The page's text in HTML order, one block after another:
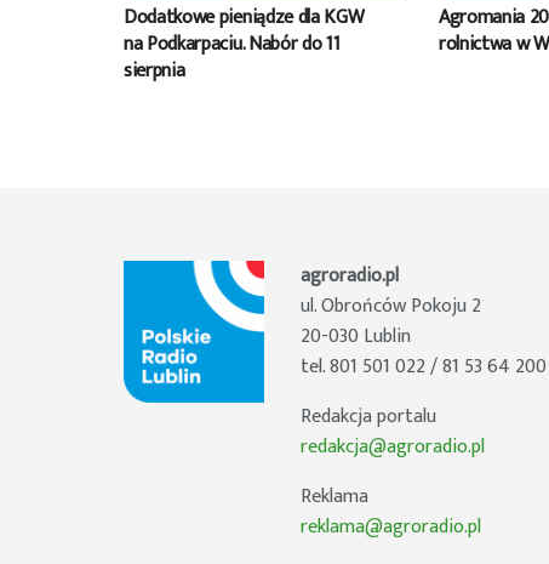
Dodatkowe pieniądze dla KGW
na Podkarpaciu. Nabór do 11
sierpnia
Agromania
rolnictwa w
agroradio.pl
ul. Obrońców Pokoju 2
20-030 Lublin
tel. 801 501 022 / 81 53 64 200
Redakcja portalu
redakcja@agroradio.pl
Reklama
reklama@agroradio.pl